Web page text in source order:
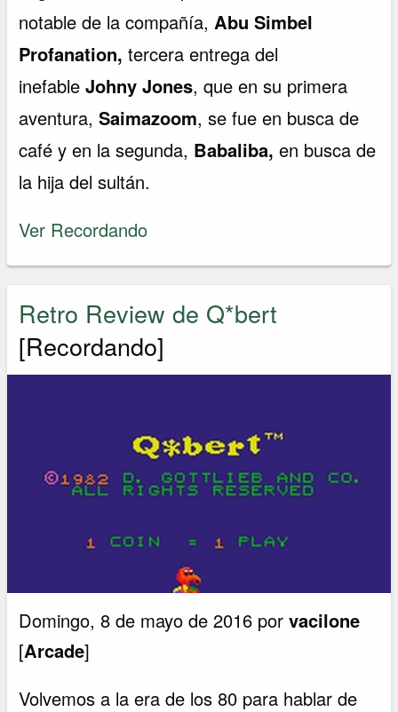
notable de la compañía,Abu Simbel
Profanation, tercera entrega del
inefableJohny Jones, que en su primera
aventura,Saimazoom, se fue en busca de
café y en la segunda, Babaliba,en busca de
la hija del sultán.
Ver Recordando
Retro Review de Q*bert
[Recordando]
Domingo, 8 de mayo de 2016 porvacilone
[Arcade]
Volvemos a la era de los 80 para hablar de